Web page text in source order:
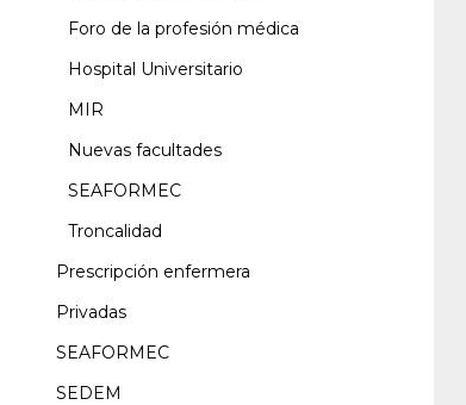
Foro de la profesión médica
Hospital Universitario
MIR
Nuevas facultades
SEAFORMEC
Troncalidad
Prescripción enfermera
Privadas
SEAFORMEC
SEDEM